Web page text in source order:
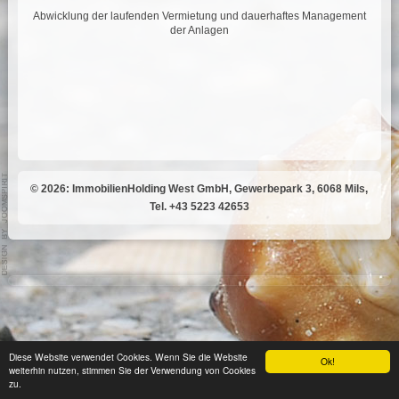
Ok!
Diese Website verwendet Cookies. Wenn Sie die Website
weiterhin nutzen, stimmen Sie der Verwendung von Cookies
zu.
Abwicklung der laufenden Vermietung und dauerhaftes Management
der Anlagen
© 2026: ImmobilienHolding West GmbH, Gewerbepark 3, 6068 Mils,
Tel. +43 5223 42653